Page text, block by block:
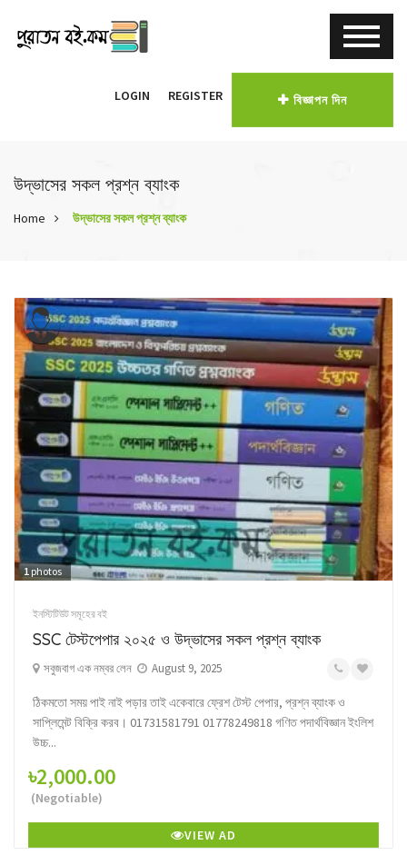
LOGIN REGISTER বিজ্ঞাপন দিন
উদ্ভাসের সকল প্রশ্ন ব্যাংক
Home উদ্ভাসের সকল প্রশ্ন ব্যাংক
1photos
ইনস্টিটিউট সমূহের বই
SSC টেস্টপেপার ২০২৫ ও উদ্ভাসের সকল প্রশ্ন ব্যাংক
সবুজবাগ এক নম্বর লেন August 9, 2025
ঠিকমতো সময় পাই নাই পড়ার তাই একেবারে ফ্রেশ টেস্ট পেপার, প্রশ্ন ব্যাংক ও
সাপ্লিমেন্ট বিক্রি করব। 01731581791 01778249818 গণিত পদার্থবিজ্ঞান ইংলিশ
উচ্চ...
৳2,000.00
(Negotiable)
VIEW AD